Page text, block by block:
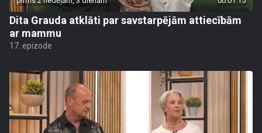
Dita Grauda atklāti par savstarpējām attiecībām
ar mammu
17. epizode